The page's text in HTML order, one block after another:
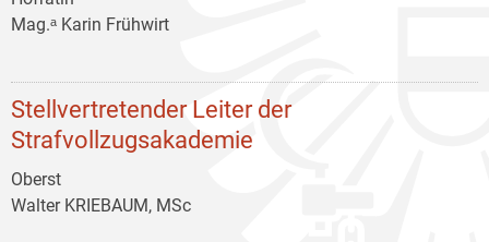
Mag.ᵃ Karin Frühwirt
Stellvertretender Leiter der
Strafvollzugsakademie
Oberst
Walter KRIEBAUM, MSc